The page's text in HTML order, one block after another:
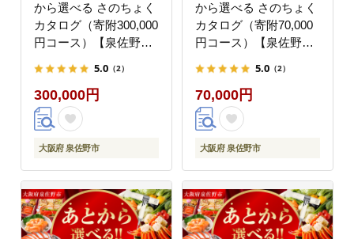
から選べる さのちょく
カタログ（寄附300,000
円コース）【泉佐野市
以上 高評価 肉 ビール
海鮮 野菜 定期便 タオ
ル ティッシュ 後から
カタログギフト あとか
5.0 （2）
300,000円
大阪府 泉佐野市
から選べる さのちょく
カタログ（寄附70,000
円コース）【泉佐野市
以上 高評価 肉 ビール
海鮮 野菜 定期便 タオ
ル ティッシュ 後から
カタログギフト あとか
5.0 （2）
70,000円
大阪府 泉佐野市